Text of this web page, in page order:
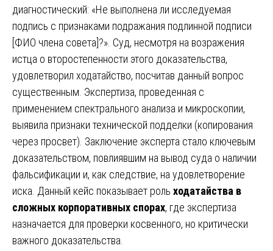
диагностический: «Не выполнена ли исследуемая
подпись с признаками подражания подлинной подписи
[ФИО члена совета]?». Суд, несмотря на возражения
истца о второстепенности этого доказательства,
удовлетворил ходатайство, посчитав данный вопрос
существенным. Экспертиза, проведенная с
применением спектрального анализа и микроскопии,
выявила признаки технической подделки (копирования
через просвет). Заключение эксперта стало ключевым
доказательством, повлиявшим на вывод суда о наличии
фальсификации и, как следствие, на удовлетворение
иска. Данный кейс показывает роль ходатайства в
сложных корпоративных спорах, где экспертиза
назначается для проверки косвенного, но критически
важного доказательства.